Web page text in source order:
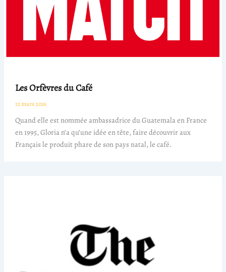
Les Orfèvres du Café
12 mars 2016
Quand elle est nommée ambassadrice du Guatemala en France
en 1995, Gloria n’a qu’une idée en tête, faire découvrir aux
Français le produit phare de son pays natal, le café.